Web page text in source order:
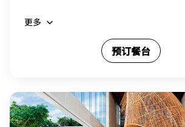
更多
预订餐台